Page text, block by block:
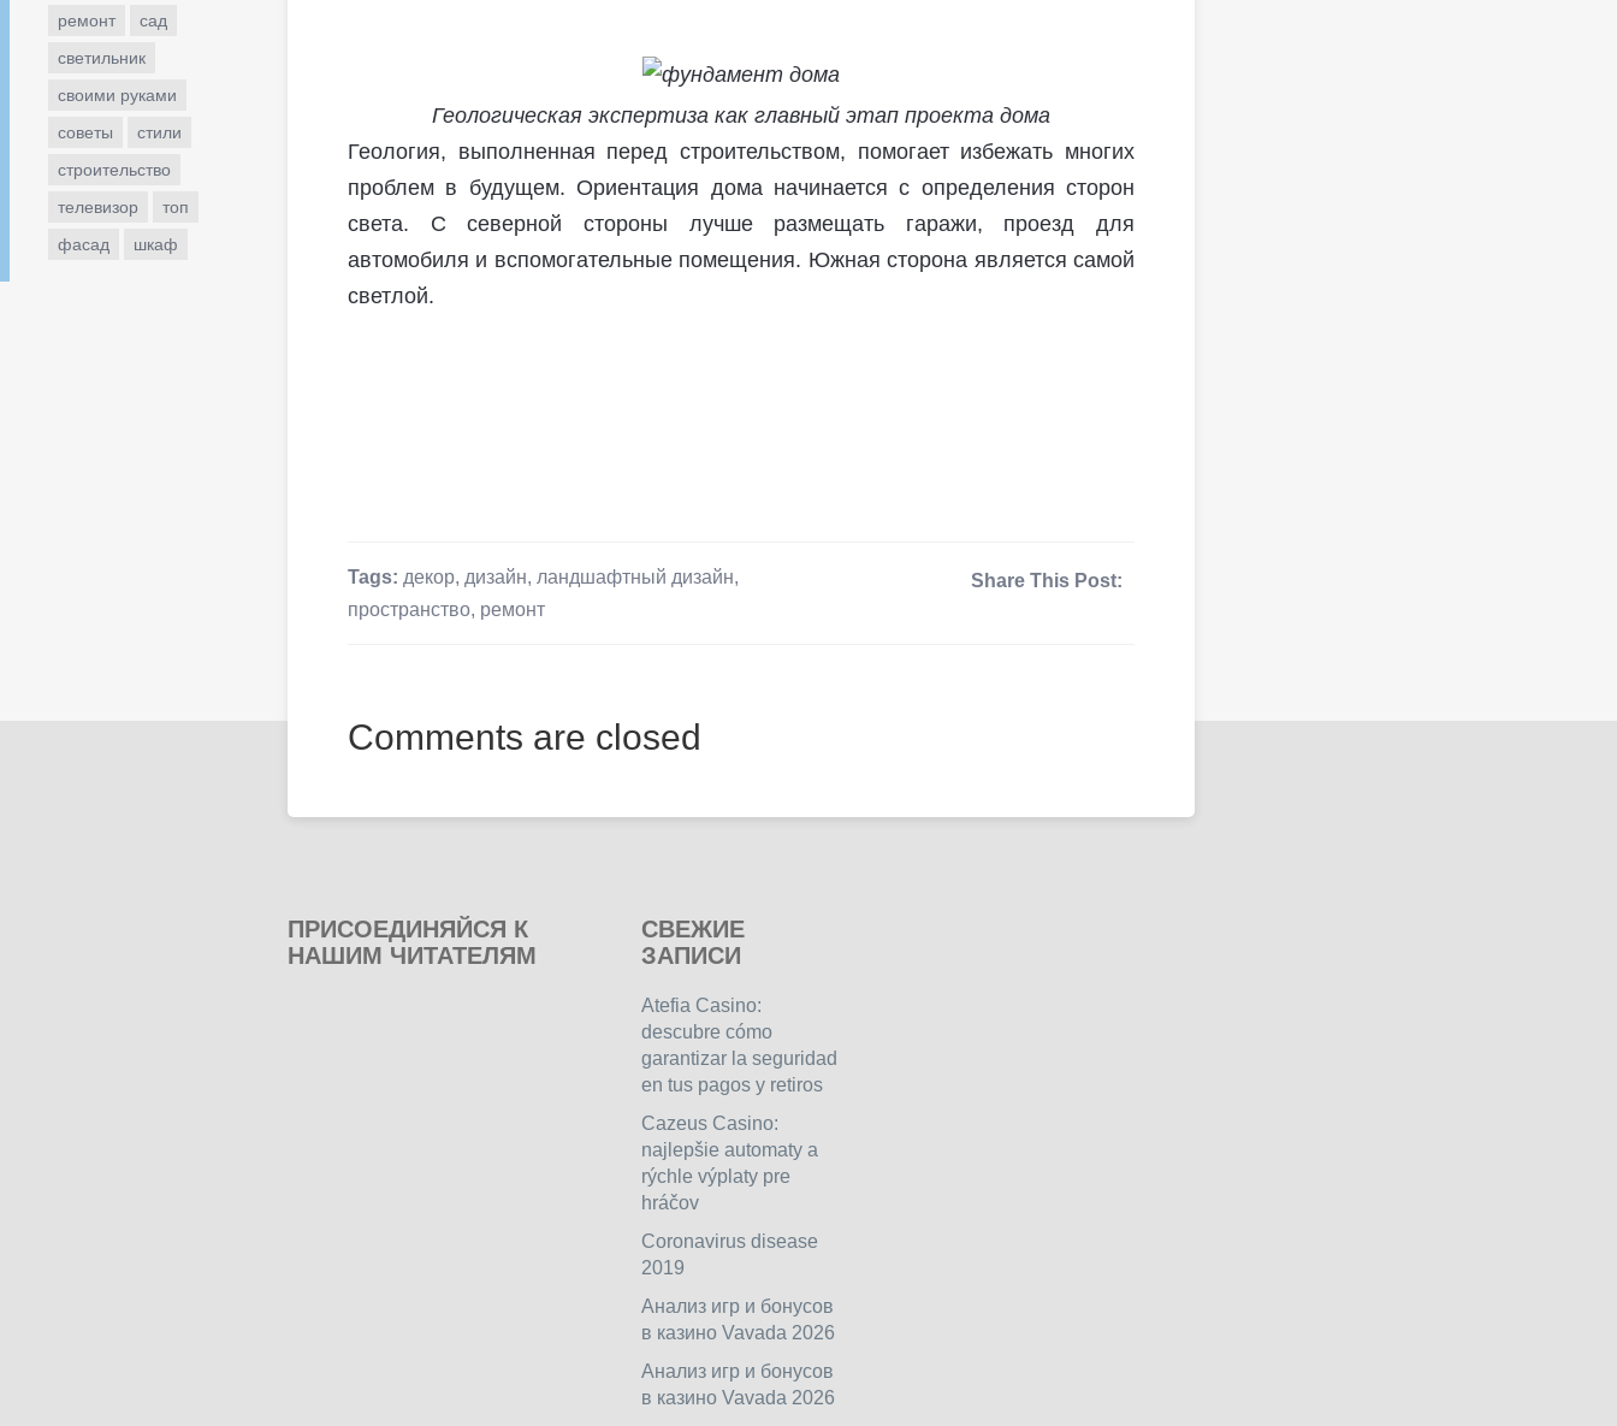
ремонт
сад
светильник
своими руками
советы
стили
строительство
телевизор
топ
фасад
шкаф
Геологическая экспертиза как главный этап проекта дома
Геология, выполненная перед строительством, помогает избежать многих
проблем в будущем. Ориентация дома начинается с определения сторон
света. С северной стороны лучше размещать гаражи, проезд для
автомобиля и вспомогательные помещения. Южная сторона является самой
светлой.
Tags: декор, дизайн, ландшафтный дизайн,
пространство, ремонт
Share This Post:
Comments are closed
ПРИСОЕДИНЯЙСЯ К
НАШИМ ЧИТАТЕЛЯМ
СВЕЖИЕ
ЗАПИСИ
Atefia Casino:
descubre cómo
garantizar la seguridad
en tus pagos y retiros
Cazeus Casino:
najlepšie automaty a
rýchle výplaty pre
hráčov
Coronavirus disease
2019
Анализ игр и бонусов
в казино Vavada 2026
Анализ игр и бонусов
в казино Vavada 2026